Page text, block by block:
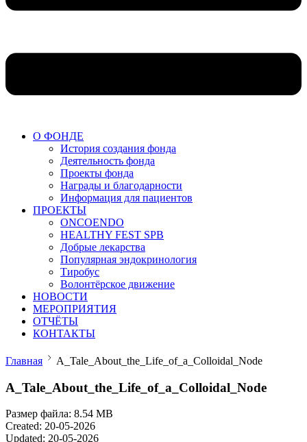
О ФОНДЕ
История создания фонда
Деятельность фонда
Проекты фонда
Награды и благодарности
Информация для пациентов
ПРОЕКТЫ
ONCOENDO
HEALTHY FEST SPB
Добрые лекарства
Популярная эндокринология
Тиробус
Волонтёрское движение
НОВОСТИ
МЕРОПРИЯТИЯ
ОТЧЁТЫ
КОНТАКТЫ
Главная A_Tale_About_the_Life_of_a_Colloidal_Node
A_Tale_About_the_Life_of_a_Colloidal_Node
Размер файла: 8.54 MB
Created: 20-05-2026
Updated: 20-05-2026